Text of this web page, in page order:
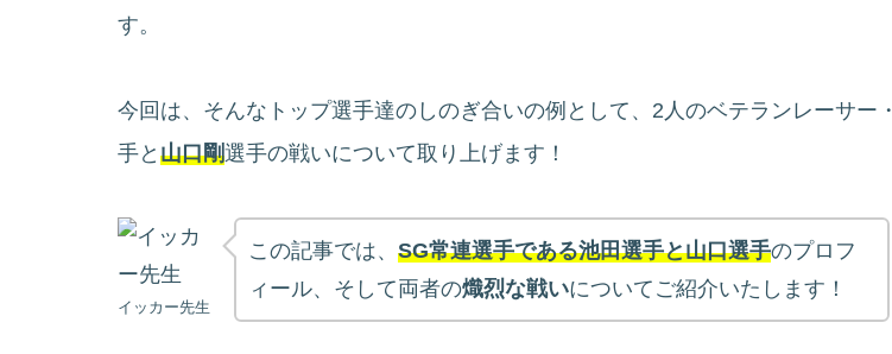
す。
今回は、そんなトップ選手達のしのぎ合いの例として、2人のベテランレーサー・
手と 山口剛選手の戦いについて取り上げます！
イッカー先生
この記事では、 SG常連選手である池田選手と山口選手のプロフ
ィール、そして両者の熾烈な戦いについてご紹介いたします！